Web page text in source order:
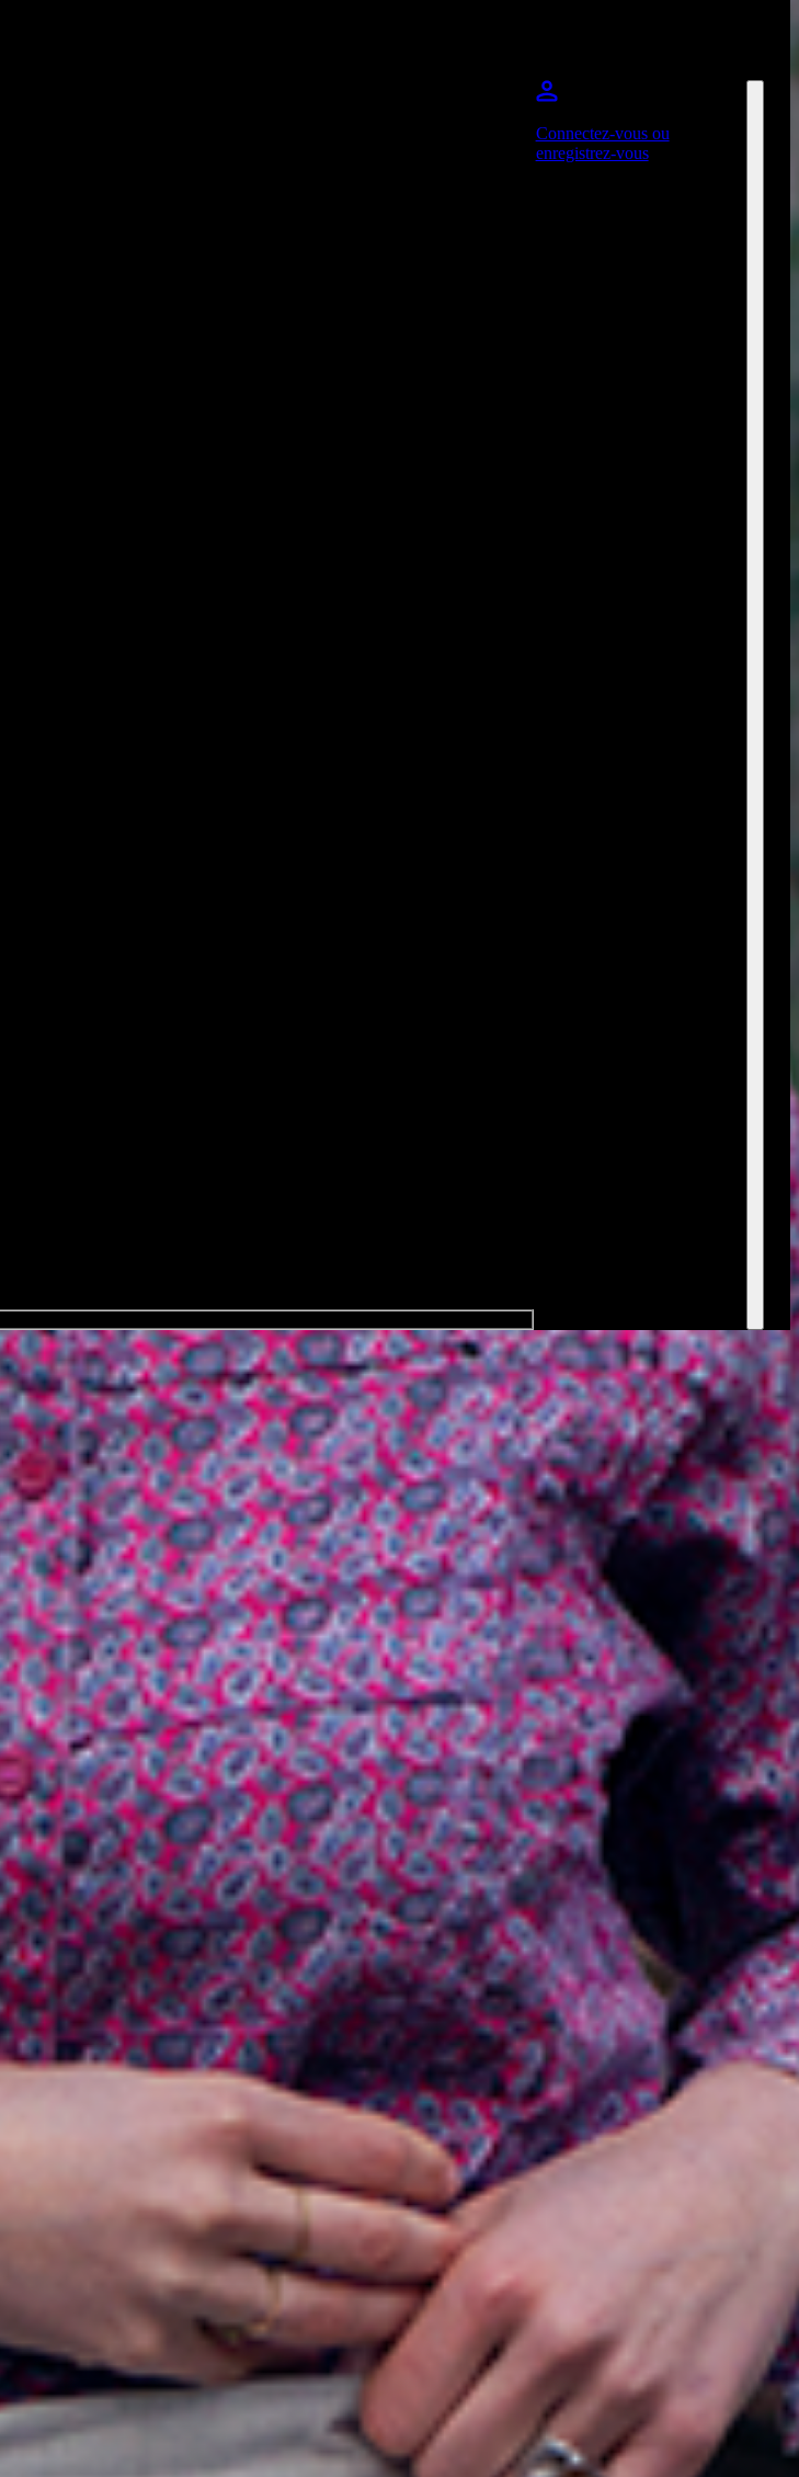
Connectez-vous ou
enregistrez-vous
en vente